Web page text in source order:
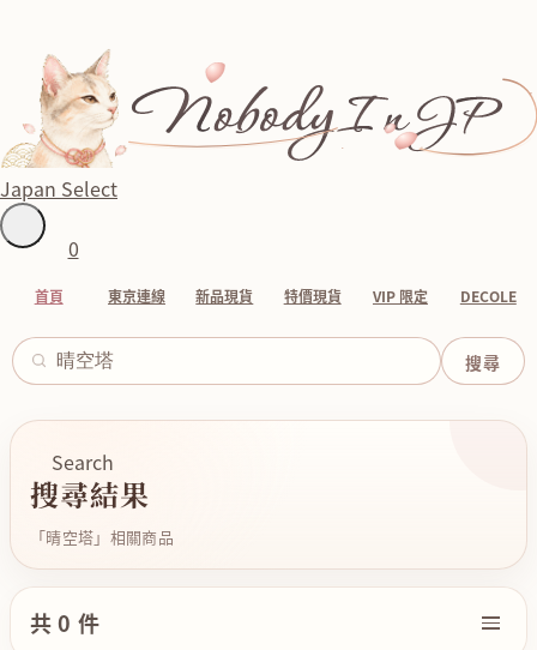
Japan Select
0
首頁 東京連線 新品現貨 特價現貨 VIP 限定 DECOLE
Search
搜尋結果
「晴空塔」相關商品
共 0 件